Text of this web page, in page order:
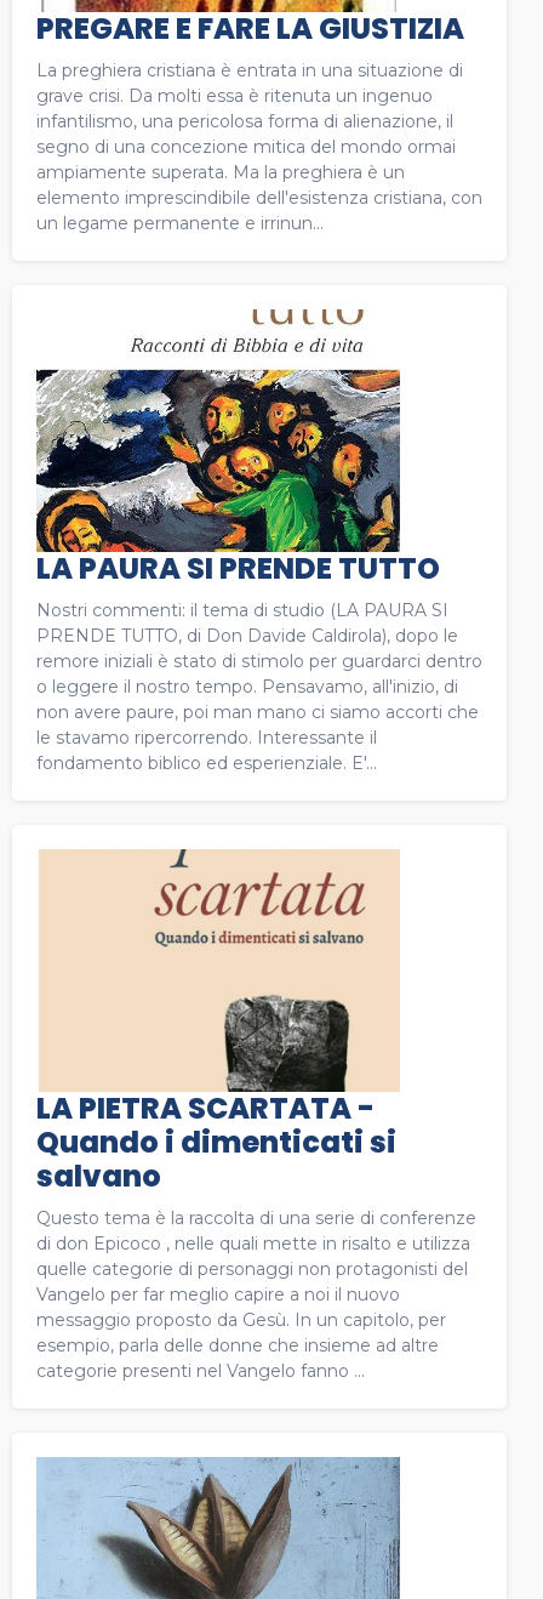
PREGARE E FARE LA GIUSTIZIA
La preghiera cristiana è entrata in una situazione di
grave crisi. Da molti essa è ritenuta un ingenuo
infantilismo, una pericolosa forma di alienazione, il
segno di una concezione mitica del mondo ormai
ampiamente superata. Ma la preghiera è un
elemento imprescindibile dell'esistenza cristiana, con
un legame permanente e irrinun...
LA PAURA SI PRENDE TUTTO
Nostri commenti: il tema di studio (LA PAURA SI
PRENDE TUTTO, di Don Davide Caldirola), dopo le
remore iniziali è stato di stimolo per guardarci dentro
o leggere il nostro tempo. Pensavamo, all'inizio, di
non avere paure, poi man mano ci siamo accorti che
le stavamo ripercorrendo. Interessante il
fondamento biblico ed esperienziale. E'...
LA PIETRA SCARTATA -
Quando i dimenticati si
salvano
Questo tema è la raccolta di una serie di conferenze
di don Epicoco , nelle quali mette in risalto e utilizza
quelle categorie di personaggi non protagonisti del
Vangelo per far meglio capire a noi il nuovo
messaggio proposto da Gesù. In un capitolo, per
esempio, parla delle donne che insieme ad altre
categorie presenti nel Vangelo fanno ...